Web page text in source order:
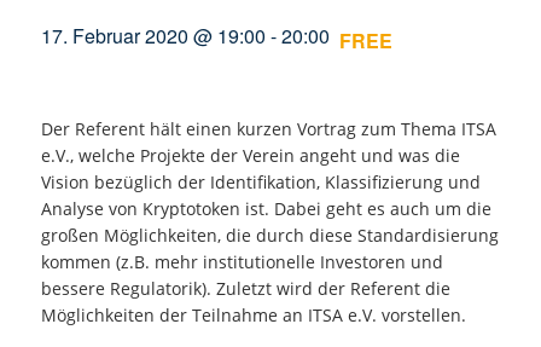
17. Februar 2020 @ 19:00 -20:00 FREE
Der Referent hält einen kurzen Vortrag zum Thema ITSA
e.V., welche Projekte der Verein angeht und was die
Vision bezüglich der Identifikation, Klassifizierung und
Analyse von Kryptotoken ist. Dabei geht es auch um die
großen Möglichkeiten, die durch diese Standardisierung
kommen (z.B. mehr institutionelle Investoren und
bessere Regulatorik). Zuletzt wird der Referent die
Möglichkeiten der Teilnahme an ITSA e.V. vorstellen.